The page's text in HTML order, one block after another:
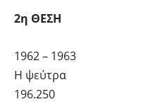
2η ΘΕΣΗ
1962 – 1963
Η ψεύτρα
196.250